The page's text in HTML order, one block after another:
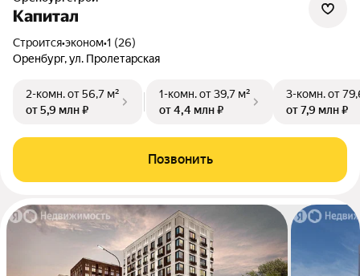
Капитал
Строится•эконом•1 (26)
Оренбург, ул. Пролетарская
2-комн.от 56,7 м²
от 5,9 млн ₽
1-комн.от 39,7 м²
от 4,4 млн ₽
3-комн.от
от 7,9 млн ₽
Позвонить